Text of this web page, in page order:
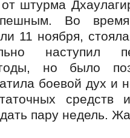
штурма
Во
11 ноября,
наступил
но было
боевой дух и
средств
пару недель.